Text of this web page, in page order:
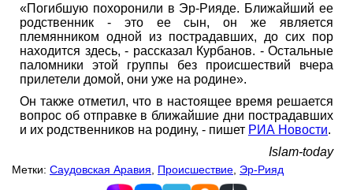
«Погибшую похоронили в Эр-Рияде. Ближайший ее
родственник - это ее сын, он же является
племянником одной из пострадавших, до сих пор
находится здесь, - рассказал Курбанов. - Остальные
паломники этой группы без происшествий вчера
прилетели домой, они уже на родине».
Он также отметил, что в настоящее время решается
вопрос об отправке в ближайшие дни пострадавших
и их родственников на родину, - пишет РИА Новости.
Islam-today
Метки: Саудовская Аравия Происшествие Эр-Рияд